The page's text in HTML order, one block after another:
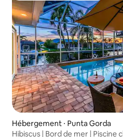
Hébergement ⋅ Punta Gorda
Hibiscus | Bord de mer | Piscine